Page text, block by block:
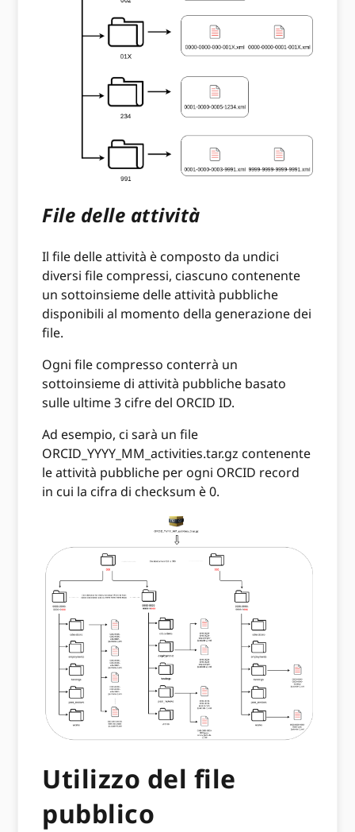
File delle attività
Il file delle attività è composto da undici
diversi file compressi, ciascuno contenente
un sottoinsieme delle attività pubbliche
disponibili al momento della generazione dei
file.
Ogni file compresso conterrà un
sottoinsieme di attività pubbliche basato
sulle ultime 3 cifre del ORCID ID.
Ad esempio, ci sarà un file
ORCID_YYYY_MM_activities.tar.gz contenente
le attività pubbliche per ogni ORCID record
in cui la cifra di checksum è 0.
Utilizzo del file
pubblico